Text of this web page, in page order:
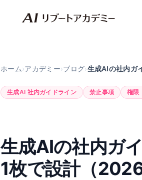
ホーム›アカデミー›ブログ›生成AIの社内ガ
生成AI 社内ガイドライン 禁止事項 権限
生成AIの社内ガ
1枚で設計（2026